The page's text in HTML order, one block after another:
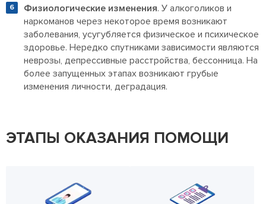
Физиологические изменения. У алкоголиков и
наркоманов через некоторое время возникают
заболевания, усугубляется физическое и психическое
здоровье. Нередко спутниками зависимости являются
неврозы, депрессивные расстройства, бессонница. На
более запущенных этапах возникают грубые
изменения личности, деградация.
ЭТАПЫ ОКАЗАНИЯ ПОМОЩИ